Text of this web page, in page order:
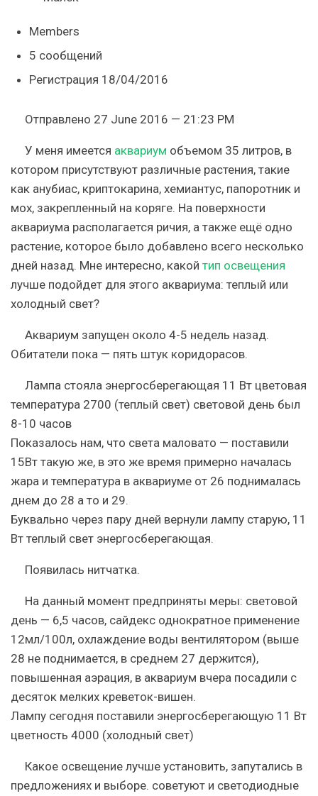
Members
5 сообщений
Регистрация 18/04/2016
Отправлено 27 June 2016 — 21:23 PM
У меня имеется аквариум объемом 35 литров, в
котором присутствуют различные растения, такие
как анубиас, криптокарина, хемиантус, папоротник и
мох, закрепленный на коряге. На поверхности
аквариума располагается ричия, а также ещё одно
растение, которое было добавлено всего несколько
дней назад. Мне интересно, какой тип освещения
лучше подойдет для этого аквариума: теплый или
холодный свет?
Аквариум запущен около 4-5 недель назад.
Обитатели пока — пять штук коридорасов.
Лампа стояла энергосберегающая 11 Вт цветовая
температура 2700 (теплый свет) световой день был
8-10 часов
Показалось нам, что света маловато — поставили
15Вт такую же, в это же время примерно началась
жара и температура в аквариуме от 26 поднималась
днем до 28 а то и 29.
Буквально через пару дней вернули лампу старую, 11
Вт теплый свет энергосберегающая.
Появилась нитчатка.
На данный момент предприняты меры: световой
день — 6,5 часов, сайдекс однократное применение
12мл/100л, охлаждение воды вентилятором (выше
28 не поднимается, в среднем 27 держится),
повышенная аэрация, в аквариум вчера посадили с
десяток мелких креветок-вишен.
Лампу сегодня поставили энергосберегающую 11 Вт
цветность 4000 (холодный свет)
Какое освещение лучше установить, запутались в
предложениях и выборе. советуют и светодиодные